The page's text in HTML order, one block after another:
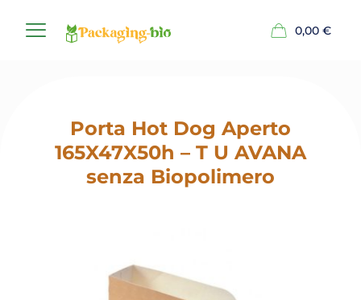
0,00 €
Porta Hot Dog Aperto
165X47X50h – T U AVANA
senza Biopolimero